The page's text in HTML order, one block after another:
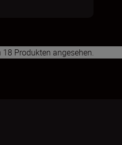
Produkten angesehen.